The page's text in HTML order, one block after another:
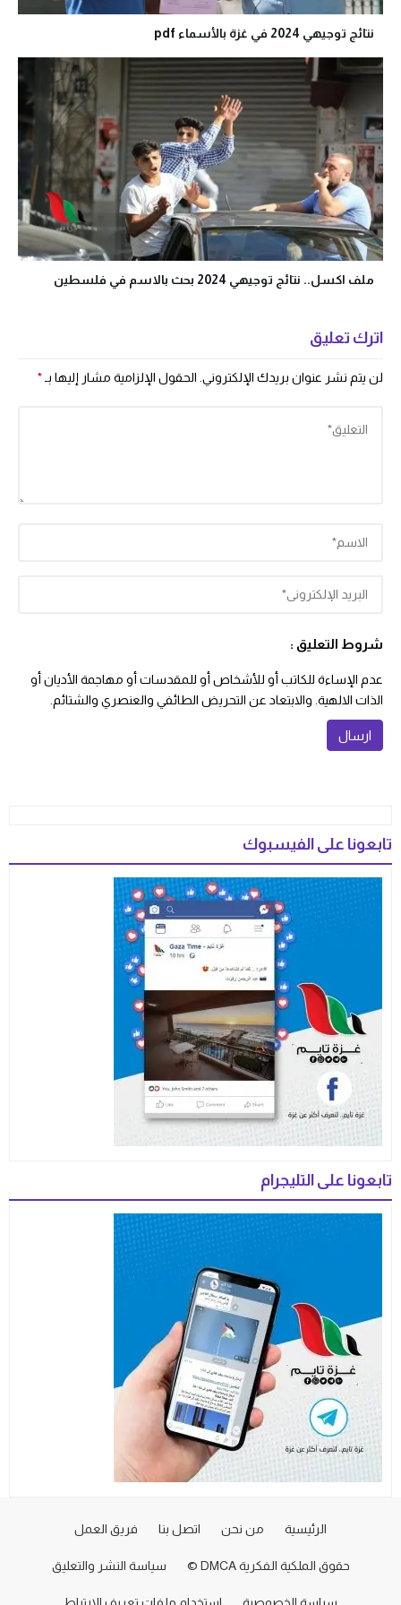
نتائج توجيهي 2024 في غزة بالأسماء pdf
ملف اكسل.. نتائج توجيهي 2024 بحث بالاسم في فلسطين
اترك تعليق
لن يتم نشر عنوان بريدك الإلكتروني. الحقول الإلزامية مشار إليها بـ*
شروط التعليق :
عدم الإساءة للكاتب أو للأشخاص أو للمقدسات أو مهاجمة الأديان أو
الذات الالهية. والابتعاد عن التحريض الطائفي والعنصري والشتائم.
تابعونا على الفيسبوك
تابعونا على التليجرام
الرئيسية من نحن اتصل بنا فريق العمل
حقوق الملكية الفكرية DMCA © سياسة النشر والتعليق